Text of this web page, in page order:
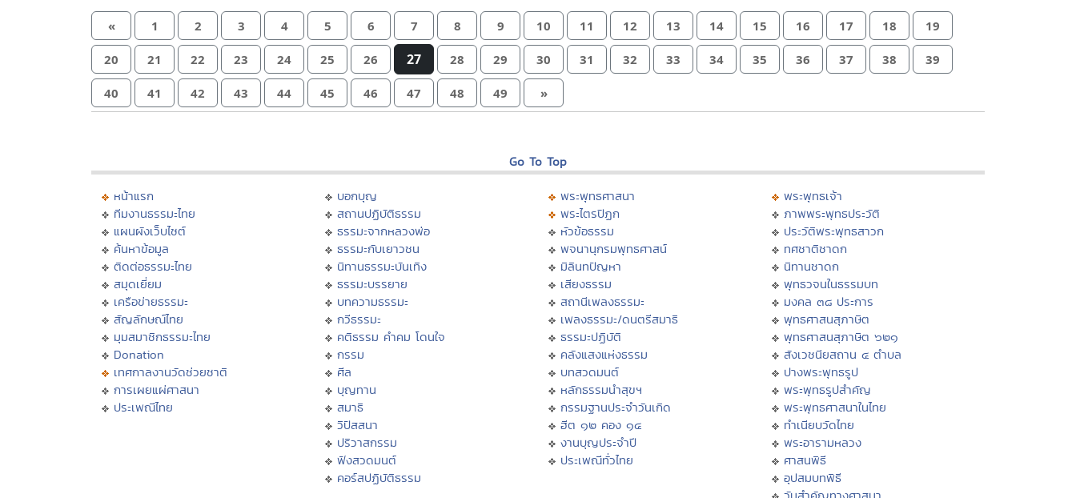
« 1 2 3 4 5 6 7 8 9 10 11 12 13 14 15 16 17 18 19
20 21 22 23 24 25 26 27 28 29 30 31 32 33 34 35 36 37 38 39
40 41 42 43 44 45 46 47 48 49 »
Go To Top
หน้าแรก
ทีมงานธรรมะไทย
แผนผังเว็บไซต์
ค้นหาข้อมูล
ติดต่อธรรมะไทย
สมุดเยี่ยม
เครือข่ายธรรมะ
สัญลักษณ์ไทย
มุมสมาชิกธรรมะไทย
Donation
เทศกาลงานวัดช่วยชาติ
การเผยแผ่ศาสนา
ประเพณีไทย
บอกบุญ
สถานปฏิบัติธรรม
ธรรมะจากหลวงพ่อ
ธรรมะกับเยาวชน
นิทานธรรมะบันเทิง
ธรรมะบรรยาย
บทความธรรมะ
กวีธรรมะ
คติธรรม คำคม โดนใจ
กรรม
ศีล
บุญทาน
สมาธิ
วิปัสสนา
ปริวาสกรรม
ฟังสวดมนต์
คอร์สปฏิบัติธรรม
พระพุทธศาสนา
พระไตรปิฏก
หัวข้อธรรม
พจนานุกรมพุทธศาสน์
มิลินทปัญหา
เสียงธรรม
สถานีเพลงธรรมะ
เพลงธรรมะ/ดนตรีสมาธิ
ธรรมะปฏิบัติ
คลังแสงแห่งธรรม
บทสวดมนต์
หลักธรรมนำสุขฯ
กรรมฐานประจำวันเกิด
ฮีต ๑๒ คอง ๑๔
งานบุญประจำปี
ประเพณีทั่วไทย
พระพุทธเจ้า
ภาพพระพุทธประวัติ
ประวัติพระพุทธสาวก
ทศชาติชาดก
นิทานชาดก
พุทธวจนในธรรมบท
มงคล ๓๘ ประการ
พุทธศาสนสุภาษิต
พุทธศาสนสุภาษิต ๖๒๑
สังเวชนียสถาน ๔ ตำบล
ปางพระพุทธรูป
พระพุทธรูปสำคัญ
พระพุทธศาสนาในไทย
ทำเนียบวัดไทย
พระอารามหลวง
ศาสนพิธี
อุปสมบทพิธี